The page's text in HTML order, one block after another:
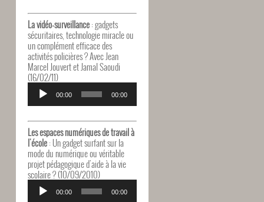
La vidéo-surveillance: gadgets
sécuritaires, technologie miracle ou
un complément efficace des
activités policières ? Avec Jean
Marcel Jouvert et Jamal Saoudi
(16/02/11)
Lecteur
audio
00:00 00:00
Les espaces numériques de travail à
l'école: Un gadget surfant sur la
mode du numérique ou véritable
projet pédagogique d'aide à la vie
scolaire ? (10/09/2010)
Lecteur
audio
00:00 00:00